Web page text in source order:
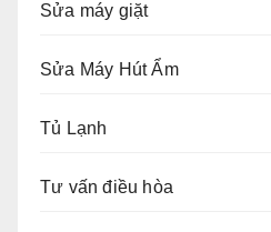
Sửa máy giặt
Sửa Máy Hút Ẩm
Tủ Lạnh
Tư vấn điều hòa